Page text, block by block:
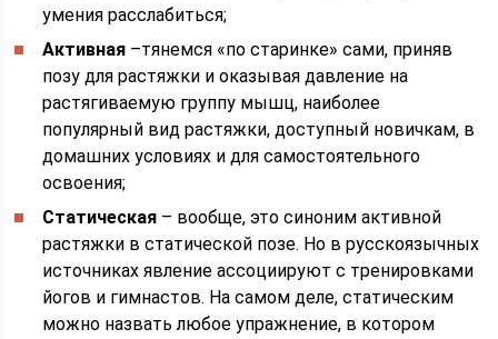
умения расслабиться;
Активная –тянемся «по старинке» сами, приняв
позу для растяжки и оказывая давление на
растягиваемую группу мышц, наиболее
популярный вид растяжки, доступный новичкам, в
домашних условиях и для самостоятельного
освоения;
Статическая – вообще, это синоним активной
растяжки в статической позе. Но в русскоязычных
источниках явление ассоциируют с тренировками
йогов и гимнастов. На самом деле, статическим
можно назвать любое упражнение, в котором